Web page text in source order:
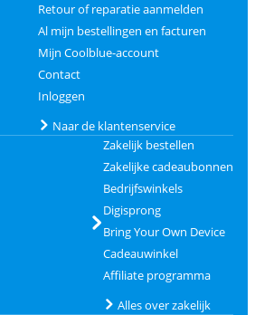
Retour of reparatie aanmelden
Al mijn bestellingen en facturen
Mijn Coolblue-account
Contact
Inloggen
Naar de klantenservice
Zakelijk bestellen
Zakelijke cadeaubonnen
Bedrijfswinkels
Digisprong
Bring Your Own Device
Cadeauwinkel
Affiliate programma
Alles over zakelijk